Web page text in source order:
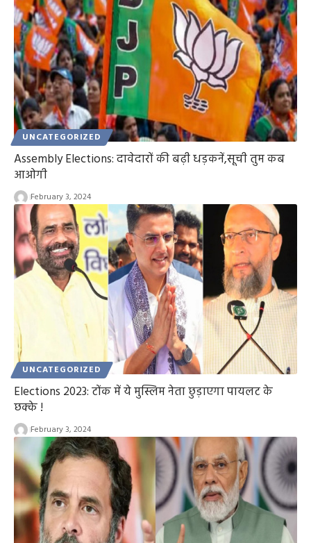
UNCATEGORIZED
Assembly Elections: दावेदारों की बढ़ी धड़कनें,सूची तुम कब
आओगी
February 3, 2024
UNCATEGORIZED
Elections 2023: टोंक में ये मुस्लिम नेता छुड़ाएगा पायलट के
छक्के !
February 3, 2024